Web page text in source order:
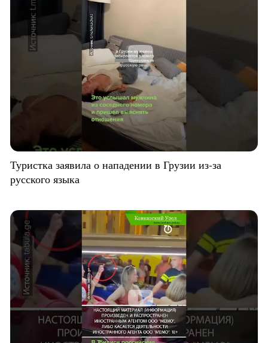
Туристка заявила о нападении в Грузии из-за
русского языка